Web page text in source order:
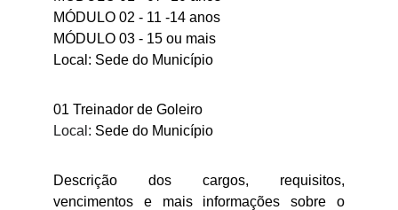
MÓDULO 02 - 11 -14 anos
MÓDULO 03 - 15 ou mais
Local: Sede do Município
01 Treinador de Goleiro
Local: Sede do Município
Descrição dos cargos, requisitos,
vencimentos e mais informações sobre o